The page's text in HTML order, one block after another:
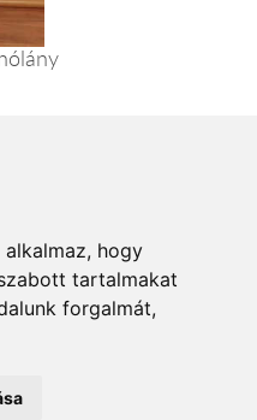
hogy
tartalmakat
forgalmát,